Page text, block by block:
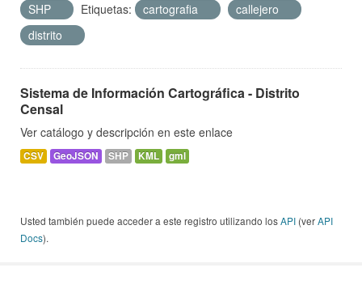
SHP
Etiquetas: cartografia
callejero
distrito
Sistema de Información Cartográfica - Distrito
Censal
Ver catálogo y descripción en este enlace
CSV GeoJSON SHP KML gml
Usted también puede acceder a este registro utilizando losAPI (verAPI
Docs).